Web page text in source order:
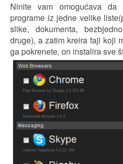
Ninite vam omogućava da
programe iz jedne velike
slike, dokumenta,
druge), a zatim kreira fajl koji
ga pokrenete, on instalira sve